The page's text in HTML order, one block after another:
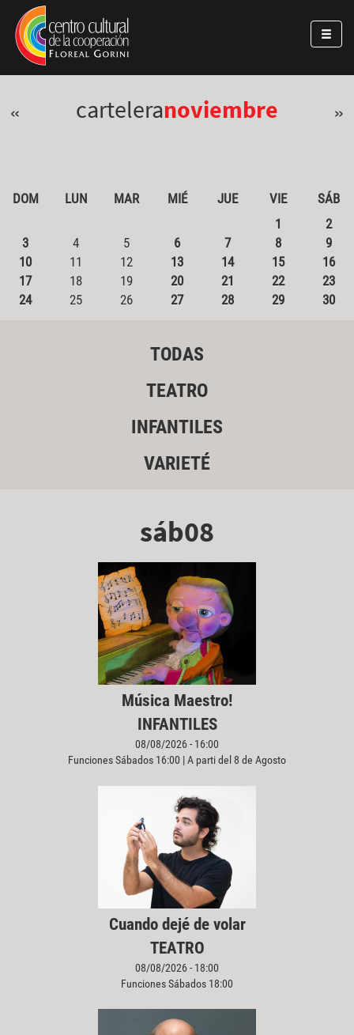
Pasar al contenido principal
Jump to main content
« carteleranoviembre »
DOM LUN MAR MIÉ JUE VIE
SÁB
1
2
3
4 5 6 7 8
9
10
11 12 13 14 15
16
17
18 19 20 21 22
23
24
25 26 27 28 29 30
TODAS
TEATRO
INFANTILES
VARIETÉ
sáb08
Música Maestro!
INFANTILES
08/08/2026 - 16:00
Funciones Sábados 16:00 | A parti del 8 de Agosto
Cuando dejé de volar
TEATRO
08/08/2026 - 18:00
Funciones Sábados 18:00